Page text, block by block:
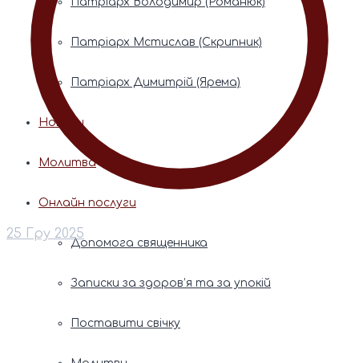
Патріарх Мстислав (Скрипник)
Патріарх Димитрій (Ярема)
Новини
Молитва
Онлайн послуги
Допомога священника
Записки за здоров’я та за упокій
Поставити свічку
25 Гру 2025